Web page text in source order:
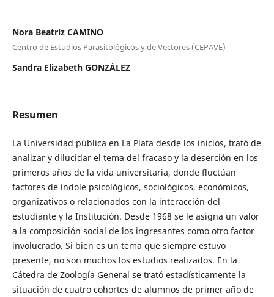
Nora Beatriz CAMINO
Centro de Estudios Parasitológicos y de Vectores (CEPAVE)
Sandra Elizabeth GONZÁLEZ
Resumen
La Universidad pública en La Plata desde los inicios, trató de
analizar y dilucidar el tema del fracaso y la deserción en los
primeros años de la vida universitaria, donde fluctúan
factores de índole psicológicos, sociológicos, económicos,
organizativos o relacionados con la interacción del
estudiante y la Institución. Desde 1968 se le asigna un valor
a la composición social de los ingresantes como otro factor
involucrado. Si bien es un tema que siempre estuvo
presente, no son muchos los estudios realizados. En la
Cátedra de Zoología General se trató estadísticamente la
situación de cuatro cohortes de alumnos de primer año de